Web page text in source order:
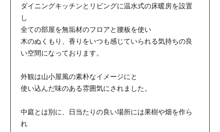
ダイニングキッチンとリビングに温水式の床暖房を設置
し
全ての部屋を無垢材のフロアと腰板を使い
木のぬくもり、香りをいつも感じていられる気持ちの良
い空間になっております。
外観は山小屋風の素朴なイメージにと
使い込んだ味のある雰囲気にされました。
中庭とは別に、日当たりの良い場所には果樹や畑を作ら
れ